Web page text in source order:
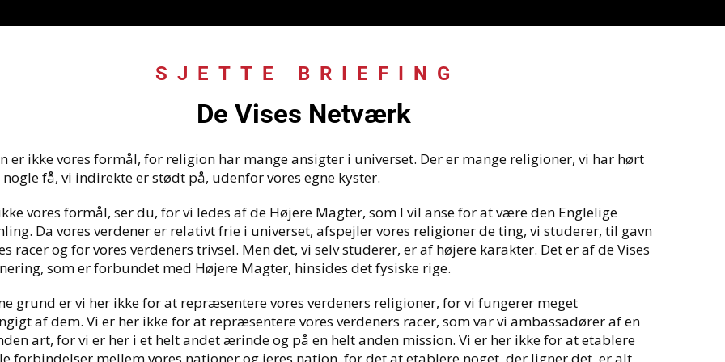
SJETTE BRIEFING
De Vises Netværk
er ikke vores formål, for religion har mange ansigter i universet. Der er mange religioner, vi har hørt
få, vi indirekte er stødt på, udenfor vores egne kyster.
vores formål, ser du, for vi ledes af de Højere Magter, som I vil anse for at være den Englelige
Da vores verdener er relativt frie i universet, afspejler vores religioner de ting, vi studerer, til gavn
racer og for vores verdeners trivsel. Men det, vi selv studerer, er af højere karakter. Det er af de Vises
som er forbundet med Højere Magter, hinsides det fysiske rige.
grund er vi her ikke for at repræsentere vores verdeners religioner, for vi fungerer meget
af dem. Vi er her ikke for at repræsentere vores verdeners racer, som var vi ambassadører af en
art, for vi er her i et helt andet ærinde og på en helt anden mission. Vi er her ikke for at etablere